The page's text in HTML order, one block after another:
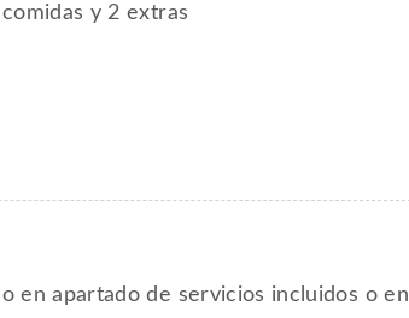
y 2 extras
en apartado de servicios incluidos o en